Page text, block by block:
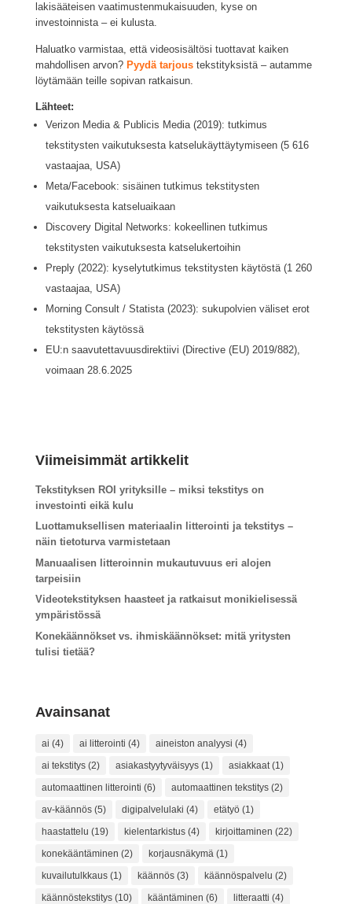
lakisääteisen vaatimustenmukaisuuden, kyse on
investoinnista – ei kulusta.
Haluatko varmistaa, että videosisältösi tuottavat kaiken
mahdollisen arvon? Pyydä tarjoustekstityksistä – autamme
löytämään teille sopivan ratkaisun.
Lähteet:
Verizon Media & Publicis Media (2019): tutkimus
tekstitysten vaikutuksesta katselukäyttäytymiseen (5 616
vastaajaa, USA)
Meta/Facebook: sisäinen tutkimus tekstitysten
vaikutuksesta katseluaikaan
Discovery Digital Networks: kokeellinen tutkimus
tekstitysten vaikutuksesta katselukertoihin
Preply (2022): kyselytutkimus tekstitysten käytöstä (1 260
vastaajaa, USA)
Morning Consult / Statista (2023): sukupolvien väliset erot
tekstitysten käytössä
EU:n saavutettavuusdirektiivi (Directive (EU) 2019/882),
voimaan 28.6.2025
Viimeisimmät artikkelit
Tekstityksen ROI yrityksille – miksi tekstitys on
investointi eikä kulu
Luottamuksellisen materiaalin litterointi ja tekstitys –
näin tietoturva varmistetaan
Manuaalisen litteroinnin mukautuvuus eri alojen
tarpeisiin
Videotekstityksen haasteet ja ratkaisut monikielisessä
ympäristössä
Konekäännökset vs. ihmiskäännökset: mitä yritysten
tulisi tietää?
Avainsanat
ai (4) ai litterointi (4) aineiston analyysi (4)
ai tekstitys(2) asiakastyytyväisyys(1) asiakkaat(1)
automaattinen litterointi (6) automaattinen tekstitys(2)
av-käännös(5) digipalvelulaki (4) etätyö(1)
haastattelu (19) kielentarkistus(4) kirjoittaminen (22)
konekääntäminen (2) korjausnäkymä(1)
kuvailutulkkaus(1) käännös(3) käännöspalvelu (2)
käännöstekstitys(10) kääntäminen (6) litteraatti (4)